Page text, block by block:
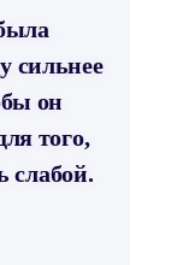
сильнее
он
того,
слабой.